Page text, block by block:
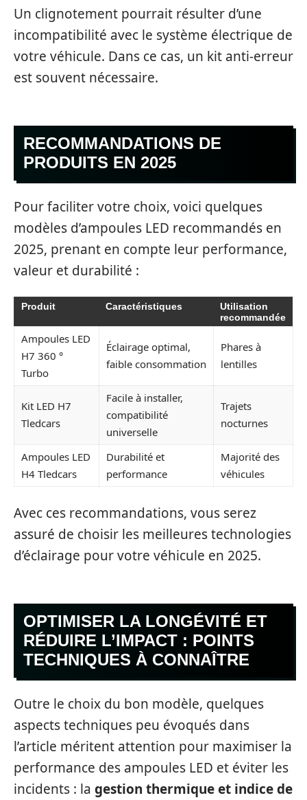
Un clignotement pourrait résulter d’une
incompatibilité avec le système électrique de
votre véhicule. Dans ce cas, un kit anti-erreur
est souvent nécessaire.
RECOMMANDATIONS DE
PRODUITS EN 2025
Pour faciliter votre choix, voici quelques
modèles d’ampoules LED recommandés en
2025, prenant en compte leur performance,
valeur et durabilité :
Produit Caractéristiques
Utilisation
recommandée
Ampoules LED
H7 360 °
Turbo
Éclairage optimal,
faible consommation
Phares à
lentilles
Kit LED H7
Tledcars
Facile à installer,
compatibilité
universelle
Trajets
nocturnes
Ampoules LED
H4 Tledcars
Durabilité et
performance
Majorité des
véhicules
Avec ces recommandations, vous serez
assuré de choisir les meilleures technologies
d’éclairage pour votre véhicule en 2025.
OPTIMISER LA LONGÉVITÉ ET
RÉDUIRE L’IMPACT : POINTS
TECHNIQUES À CONNAÎTRE
Outre le choix du bon modèle, quelques
aspects techniques peu évoqués dans
l’article méritent attention pour maximiser la
performance des ampoules LED et éviter les
incidents : la gestion thermique et indice de